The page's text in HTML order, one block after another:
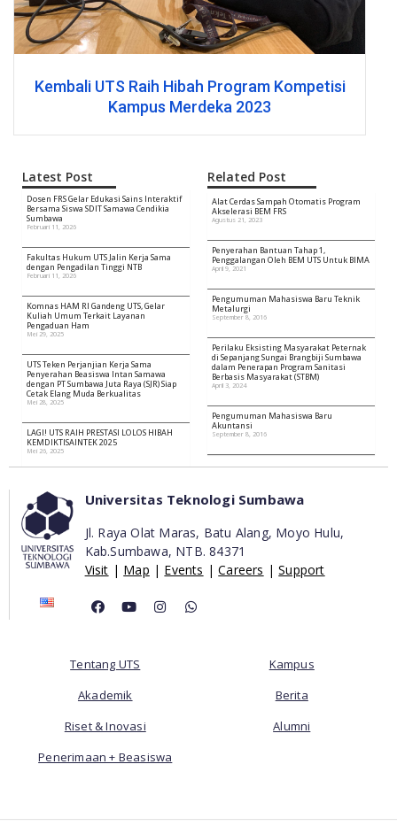
Kembali UTS Raih Hibah Program Kompetisi
Kampus Merdeka 2023
Latest Post
Dosen FRS Gelar Edukasi Sains Interaktif
Bersama Siswa SDIT Samawa Cendikia
Sumbawa
Februari 11, 2026
Fakultas Hukum UTS Jalin Kerja Sama
dengan Pengadilan Tinggi NTB
Februari 11, 2026
Komnas HAM RI Gandeng UTS, Gelar
Kuliah Umum Terkait Layanan
Pengaduan Ham
Mei 29, 2025
UTS Teken Perjanjian Kerja Sama
Penyerahan Beasiswa Intan Samawa
dengan PT Sumbawa Juta Raya (SJR) Siap
Cetak Elang Muda Berkualitas
Mei 28, 2025
LAGI! UTS RAIH PRESTASI LOLOS HIBAH
KEMDIKTISAINTEK 2025
Mei 26, 2025
Related Post
Alat Cerdas Sampah Otomatis Program
Akselerasi BEM FRS
Agustus 21, 2023
Penyerahan Bantuan Tahap 1,
Penggalangan Oleh BEM UTS Untuk BIMA
April 9, 2021
Pengumuman Mahasiswa Baru Teknik
Metalurgi
September 8, 2016
Perilaku Eksisting Masyarakat Peternak
di Sepanjang Sungai Brangbiji Sumbawa
dalam Penerapan Program Sanitasi
Berbasis Masyarakat (STBM)
April 3, 2024
Pengumuman Mahasiswa Baru
Akuntansi
September 8, 2016
Universitas Teknologi Sumbawa
Jl. Raya Olat Maras, Batu Alang, Moyo Hulu,
Kab.Sumbawa, NTB. 84371
Visit | Map | Events |Careers |Support
Tentang UTS
Akademik
Riset & Inovasi
Penerimaan + Beasiswa
Kampus
Berita
Alumni